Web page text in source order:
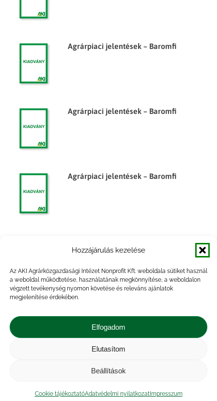
Hozzájárulás kezelése
Az AKI Agrárközgazdasági Intézet Nonprofit Kft. weboldala sütiket használ
a weboldal működtetése, használatának megkönnyítése, a weboldalon
végzett tevékenység nyomon követése és releváns ajánlatok
megjelenítése érdekében.
Elfogadom
Elutasítom
Beállítások
Cookie tájékoztatóAdatvédelmi nyilatkozatImpresszum
Agrárpiaci jelentések – Baromfi
Agrárpiaci jelentések – Baromfi
Agrárpiaci jelentések – Baromfi
Közérdekű adatok
| Adatvédelmi nyilatkozat |